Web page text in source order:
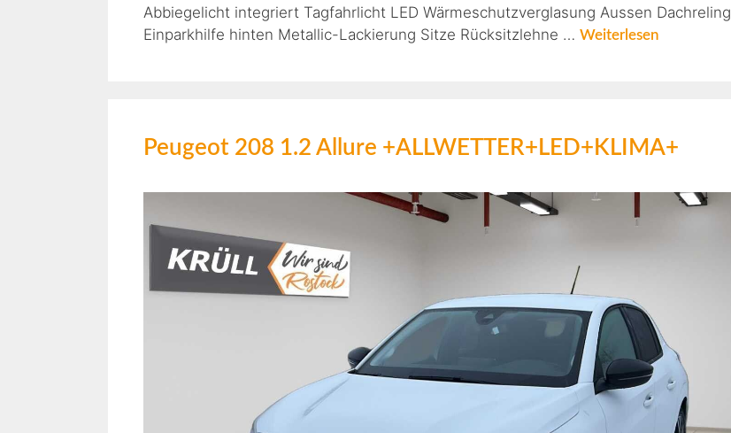
Abbiegelicht integriert Tagfahrlicht LED Wärmeschutzverglasung Aussen Dachreling
Einparkhilfe hinten Metallic-Lackierung Sitze Rücksitzlehne … Weiterlesen
Peugeot 208 1.2 Allure +ALLWETTER+LED+KLIMA+